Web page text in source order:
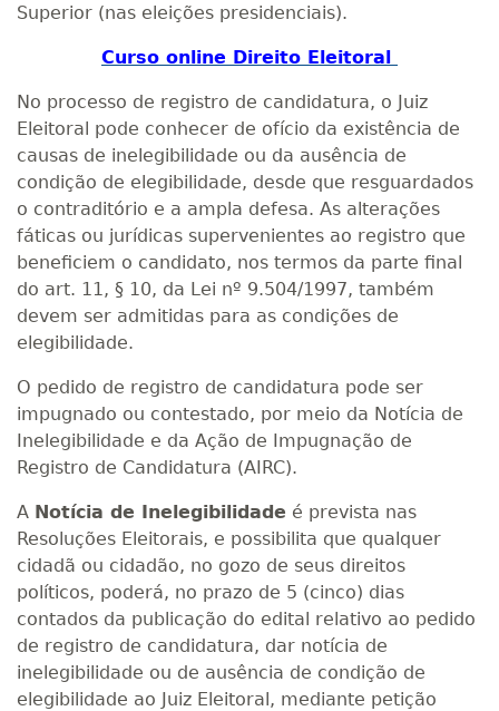
Superior (nas eleições presidenciais).
Curso online Direito Eleitoral
No processo de registro de candidatura, o Juiz
Eleitoral pode conhecer de ofício da existência de
causas de inelegibilidade ou da ausência de
condição de elegibilidade, desde que resguardados
o contraditório e a ampla defesa. As alterações
fáticas ou jurídicas supervenientes ao registro que
beneficiem o candidato, nos termos da parte final
do art. 11, § 10, da Lei nº 9.504/1997, também
devem ser admitidas para as condições de
elegibilidade.
O pedido de registro de candidatura pode ser
impugnado ou contestado, por meio da Notícia de
Inelegibilidade e da Ação de Impugnação de
Registro de Candidatura (AIRC).
A Notícia de Inelegibilidade é prevista nas
Resoluções Eleitorais, e possibilita que qualquer
cidadã ou cidadão, no gozo de seus direitos
políticos, poderá, no prazo de 5 (cinco) dias
contados da publicação do edital relativo ao pedido
de registro de candidatura, dar notícia de
inelegibilidade ou de ausência de condição de
elegibilidade ao Juiz Eleitoral, mediante petição